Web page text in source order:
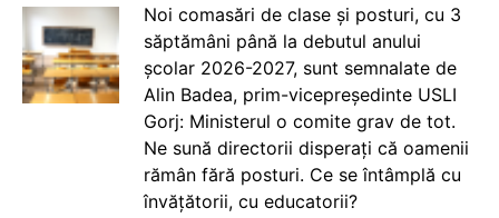
Noi comasări de clase și posturi, cu 3
săptămâni până la debutul anului
școlar 2026-2027, sunt semnalate de
Alin Badea, prim-vicepreședinte USLI
Gorj: Ministerul o comite grav de tot.
Ne sună directorii disperați că oamenii
rămân fără posturi. Ce se întâmplă cu
învățătorii, cu educatorii?